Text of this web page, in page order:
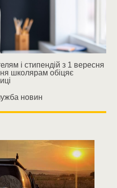
і стипендій з 1 вересня
школярам обіцяє
новин